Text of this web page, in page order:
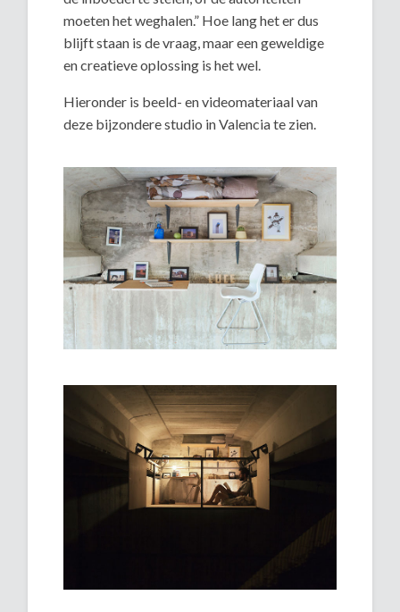
moeten het weghalen.” Hoe lang het er dus
blijft staan is de vraag, maar een geweldige
en creatieve oplossing is het wel.
Hieronder is beeld- en videomateriaal van
deze bijzondere studio in Valencia te zien.